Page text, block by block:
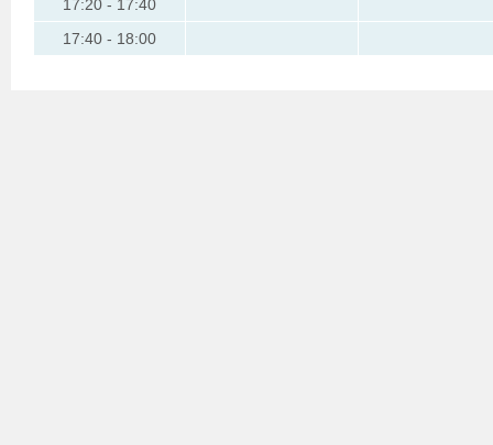
17:20 - 17:40
17:40 - 18:00